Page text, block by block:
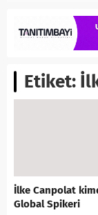
Etiket:
İlke Canpolat
Global Spikeri